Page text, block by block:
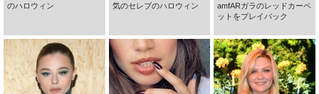
のハロウィン
気のセレブのハロウィン
amfARガラのレッドカーペ
ットをプレイバック